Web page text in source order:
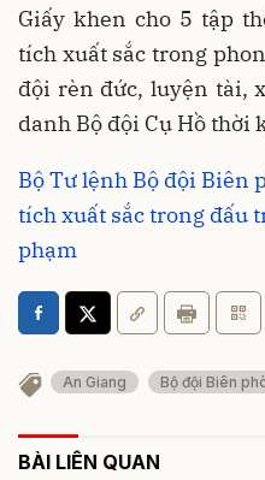
Giấy khen cho 5 tập
tích xuất sắc trong
đội rèn đức, luyện tài,
danh Bộ đội Cụ Hồ thời
Bộ Tư lệnh Bộ đội Biên
tích xuất sắc trong đấu
phạm
An Giang Bộ đội Biên
BÀI LIÊN QUAN